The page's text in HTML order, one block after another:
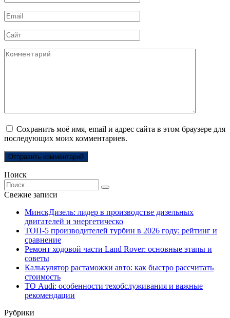
*
Email
*
Сайт
Комментарий
Сохранить моё имя, email и адрес сайта в этом браузере для
последующих моих комментариев.
Поиск
Search
for:
Свежие записи
МинскДизель: лидер в производстве дизельных
двигателей и энергетическо
ТОП-5 производителей турбин в 2026 году: рейтинг и
сравнение
Ремонт ходовой части Land Rover: основные этапы и
советы
Калькулятор растаможки авто: как быстро рассчитать
стоимость
ТО Audi: особенности техобслуживания и важные
рекомендации
Рубрики